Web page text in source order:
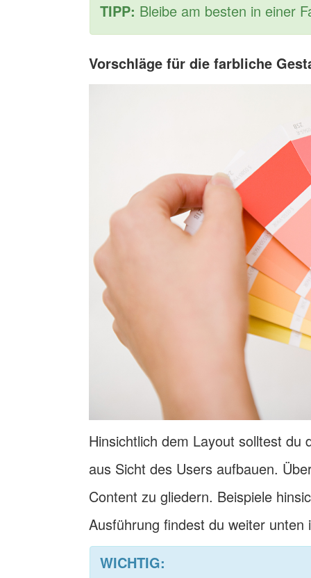
TIPP: Bleibe am besten in einer
Vorschläge für die farbliche
Hinsichtlich dem Layout solltest du
aus Sicht des Users aufbauen.
Content zu gliedern. Beispiele
Ausführung findest du weiter unten
WICHTIG: